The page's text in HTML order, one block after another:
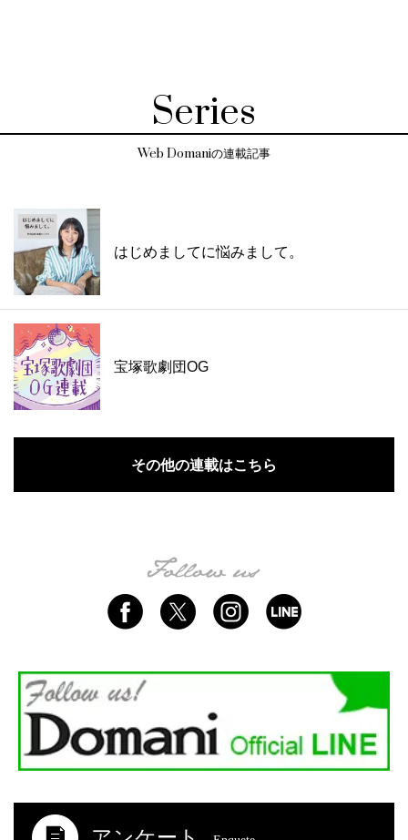
Series
Web Domaniの連載記事
はじめましてに悩みまして。
宝塚歌劇団OG
その他の連載はこちら